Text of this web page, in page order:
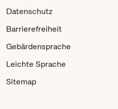
Datenschutz
Barrierefreiheit
Gebärdensprache
Leichte Sprache
Sitemap